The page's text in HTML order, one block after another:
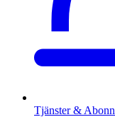
Tjänster &